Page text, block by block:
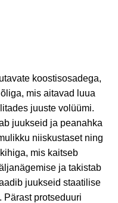
koostisosadega,
mis aitavad luua
juuste volüümi.
juukseid ja peanahka
niiskustaset ning
mis kaitseb
ja takistab
juukseid staatilise
Pärast protseduuri